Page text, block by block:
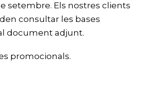
setembre. Els nostres clients
consultar les bases
document adjunt.
promocionals.